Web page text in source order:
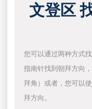
文登区
您可以通过两种方式
指南针找到朝拜方向
拜角）或者，您可以
拜方向。